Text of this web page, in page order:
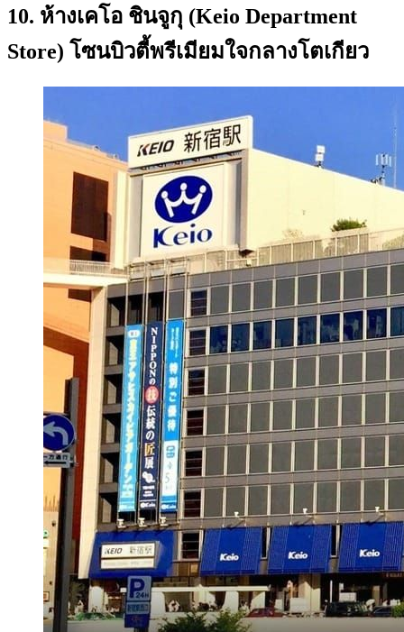
10. ห้างเคโอ ชินจูกุ (Keio Department
Store) โซนบิวตี้พรีเมียมใจกลางโตเกียว